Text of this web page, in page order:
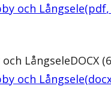
och Långsele(pdf,
LångseleDOCX (
och Långsele(